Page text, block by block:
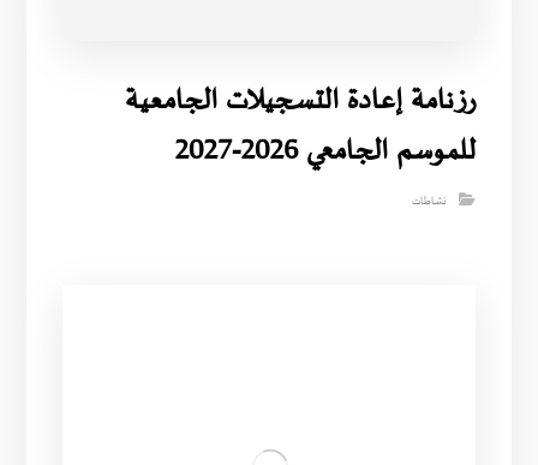
رزنامة إعادة التسجيلات الجامعية
للموسم الجامعي 2026-2027
نشاطات